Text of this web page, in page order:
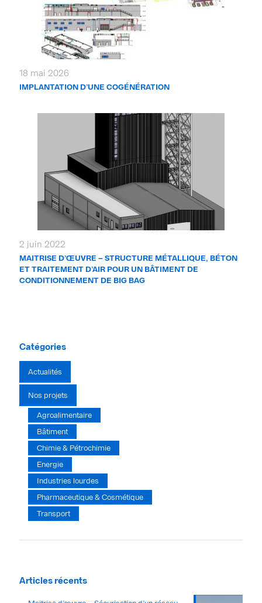
18 mai 2026
IMPLANTATION D’UNE COGÉNÉRATION
2 juin 2022
MAITRISE D’ŒUVRE – STRUCTURE MÉTALLIQUE, BÉTON
ET TRAITEMENT D’AIR POUR UN BÂTIMENT DE
CONDITIONNEMENT DE BIG BAG
Catégories
Actualités
Nos projets
Agroalimentaire
Bâtiment
Chimie & Pétrochimie
Energie
Industries lourdes
Pharmaceutique & Cosmétique
Transport
Articles récents